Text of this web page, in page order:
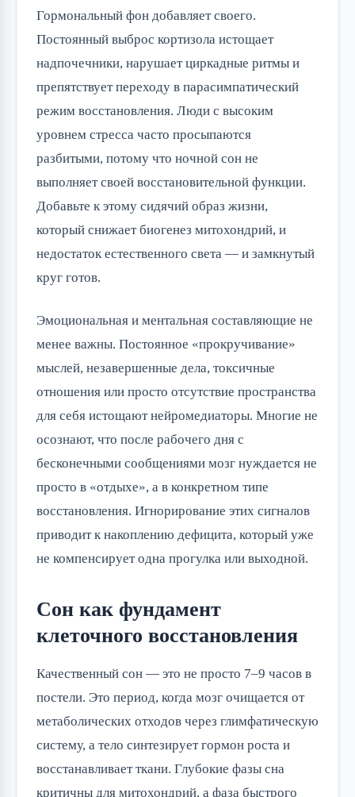
Гормональный фон добавляет своего.
Постоянный выброс кортизола истощает
надпочечники, нарушает циркадные ритмы и
препятствует переходу в парасимпатический
режим восстановления. Люди с высоким
уровнем стресса часто просыпаются
разбитыми, потому что ночной сон не
выполняет своей восстановительной функции.
Добавьте к этому сидячий образ жизни,
который снижает биогенез митохондрий, и
недостаток естественного света — и замкнутый
круг готов.
Эмоциональная и ментальная составляющие не
менее важны. Постоянное «прокручивание»
мыслей, незавершенные дела, токсичные
отношения или просто отсутствие пространства
для себя истощают нейромедиаторы. Многие не
осознают, что после рабочего дня с
бесконечными сообщениями мозг нуждается не
просто в «отдыхе», а в конкретном типе
восстановления. Игнорирование этих сигналов
приводит к накоплению дефицита, который уже
не компенсирует одна прогулка или выходной.
Сон как фундамент
клеточного восстановления
Качественный сон — это не просто 7–9 часов в
постели. Это период, когда мозг очищается от
метаболических отходов через глимфатическую
систему, а тело синтезирует гормон роста и
восстанавливает ткани. Глубокие фазы сна
критичны для митохондрий, а фаза быстрого